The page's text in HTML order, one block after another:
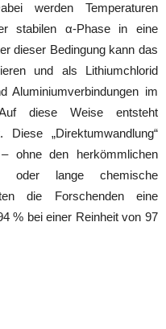
werden Temperaturen
stabilen α-Phase in eine
dieser Bedingung kann das
und als Lithiumchlorid
Aluminiumverbindungen im
diese Weise entsteht
„Direktumwandlung“
ohne den herkömmlichen
oder lange chemische
die Forschenden eine
% bei einer Reinheit von 97